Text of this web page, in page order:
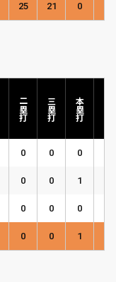
25 21 0
二塁打 三塁打 本塁打
0 0 0
0 0 1
0 0 0
0 0 1